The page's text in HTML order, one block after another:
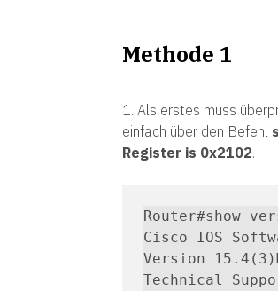
Methode 1
1. Als erstes muss
einfach über den Befehl
Register is 0x2102.
Router#show
Cisco IOS
Version
Technical